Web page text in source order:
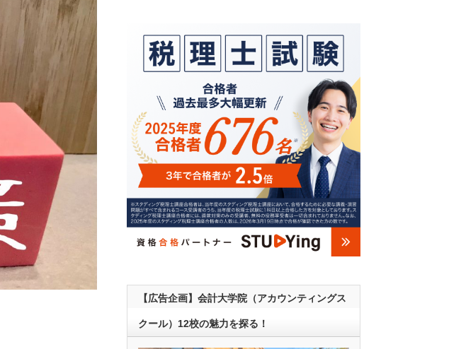
【広告企画】会計大学院（アカウンティングス
クール）12校の魅力を探る！